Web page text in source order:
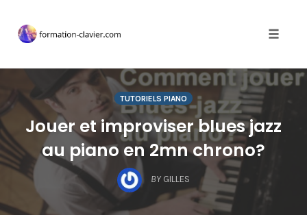
TUTORIELS PIANO
Jouer et improviser blues jazz
au piano en 2mn chrono?
BY GILLES